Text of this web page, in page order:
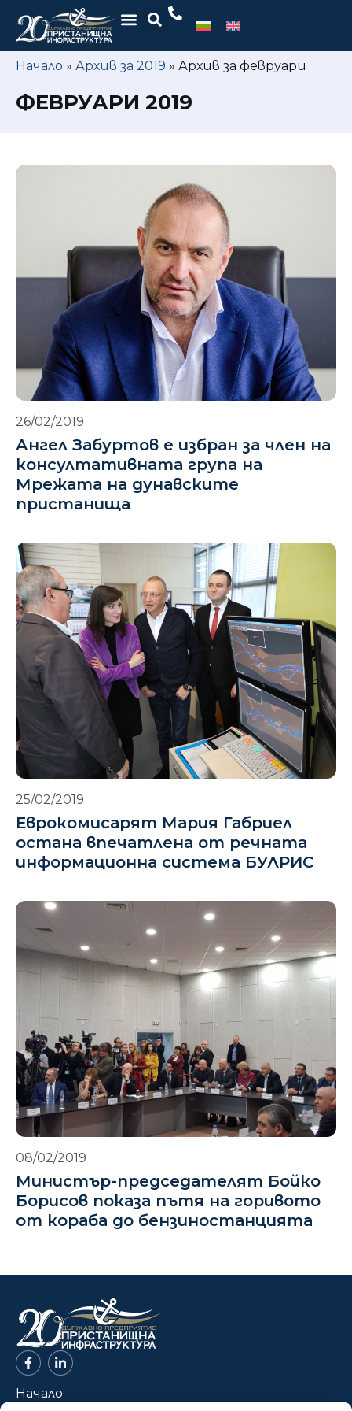
Начало » Архив за 2019 » Архив за февруари
ФЕВРУАРИ 2019
26/02/2019
Ангел Забуртов е избран за член на
консултативната група на
Мрежата на дунавските
пристанища
25/02/2019
Еврокомисарят Мария Габриел
остана впечатлена от речната
информационна система БУЛРИС
08/02/2019
Министър-председателят Бойко
Борисов показа пътя на горивото
от кораба до бензиностанцията
Начало